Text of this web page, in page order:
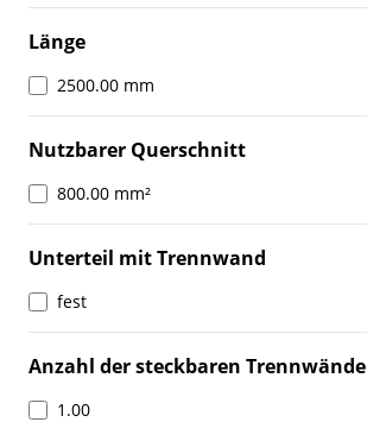
Länge
2500.00 mm
Nutzbarer Querschnitt
800.00 mm²
Unterteil mit Trennwand
fest
Anzahl der steckbaren Trennwände
1.00